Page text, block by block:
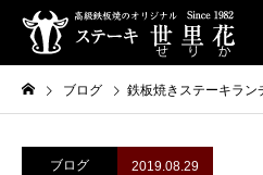
ブログ 鉄板焼きステーキラン
ブログ 2019.08.29